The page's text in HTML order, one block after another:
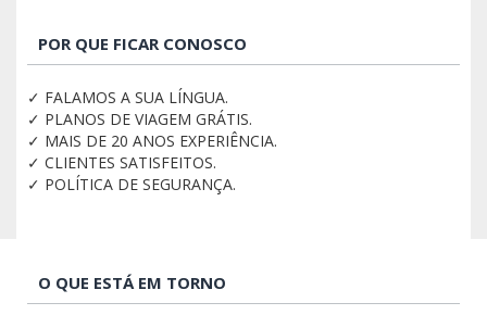
POR QUE FICAR CONOSCO
✓ FALAMOS A SUA LÍNGUA.
✓ PLANOS DE VIAGEM GRÁTIS.
✓ MAIS DE 20 ANOS EXPERIÊNCIA.
✓ CLIENTES SATISFEITOS.
✓ POLÍTICA DE SEGURANÇA.
O QUE ESTÁ EM TORNO